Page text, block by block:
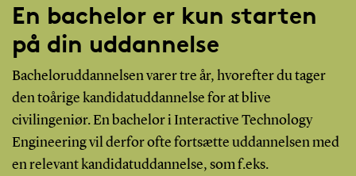
En bachelor er kun starten
på din uddannelse
Bacheloruddannelsen varer tre år, hvorefter du tager
den toårige kandidatuddannelse for at blive
civilingeniør. En bachelor i Interactive Technology
Engineering vil derfor ofte fortsætte uddannelsen med
en relevant kandidatuddannelse, som f.eks.